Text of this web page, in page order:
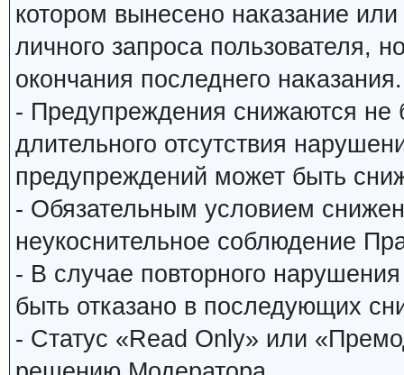
котором вынесено наказание
личного запроса пользователя,
окончания последнего наказания.
- Предупреждения снижаются
длительного отсутствия
предупреждений может быть
- Обязательным условием
неукоснительное соблюдение
- В случае повторного
быть отказано в последующих
- Статус «Read Only» или